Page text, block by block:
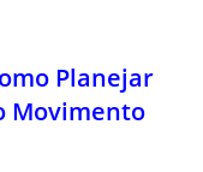
Planejar
Movimento